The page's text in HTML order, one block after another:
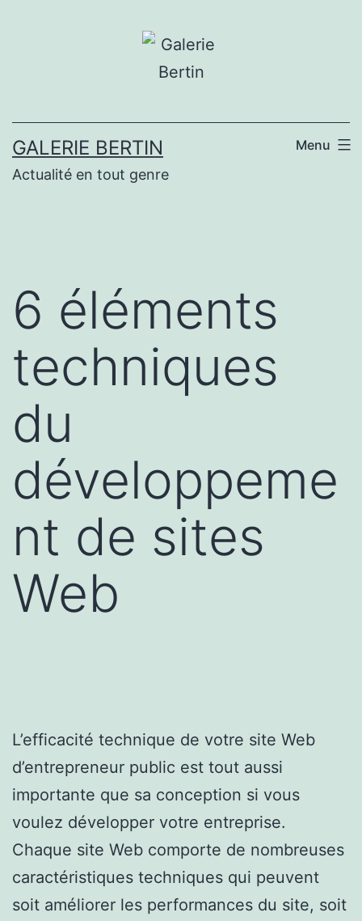
GALERIE BERTIN
Actualité en tout genre
Menu
6 éléments
techniques
du
développeme
nt de sites
Web
L’efficacité technique de votre site Web
d’entrepreneur public est tout aussi
importante que sa conception si vous
voulez développer votre entreprise.
Chaque site Web comporte de nombreuses
caractéristiques techniques qui peuvent
soit améliorer les performances du site, soit